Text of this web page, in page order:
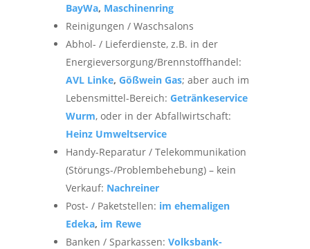
BayWa, Maschinenring
Reinigungen / Waschsalons
Abhol- / Lieferdienste, z.B. in der
Energieversorgung/Brennstoffhandel:
AVL Linke, Gößwein Gas; aber auch im
Lebensmittel-Bereich: Getränkeservice
Wurm, oder in der Abfallwirtschaft:
Heinz Umweltservice
Handy-Reparatur / Telekommunikation
(Störungs-/Problembehebung) – kein
Verkauf: Nachreiner
Post- / Paketstellen: im ehemaligen
Edeka, im Rewe
Banken / Sparkassen: Volksbank-